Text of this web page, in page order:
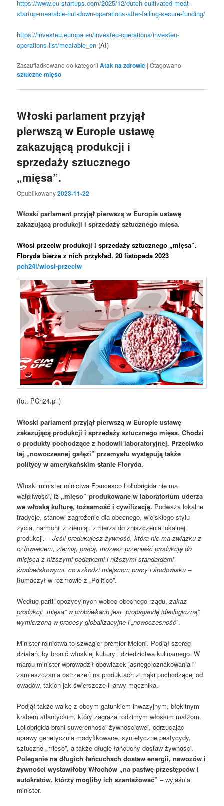
https://www.eu-startups.com/2025/12/dutch-cultivated-meat-
startup-meatable-hut-down-operations-after-failing-secure-funding/
https://investeu.europa.eu/investeu-operations/investeu-
operations-list/meatable_en (AI)
Zaszufladkowano do kategorii Atak na zdrowie |Otagowano
sztuczne mięso
Włoski parlament przyjął
pierwszą w Europie ustawę
zakazującą produkcji i
sprzedaży sztucznego
„mięsa”.
Opublikowany2023-11-22
Włoski parlament przyjął pierwszą w Europie ustawę
zakazującą produkcji i sprzedaży sztucznego mięsa.
Włosi przeciw produkcji i sprzedaży sztucznego „mięsa”.
Floryda bierze z nich przykład. 20 listopada 2023
pch24l/wlosi-przeciw
(fot. PCh24.pl )
Włoski parlament przyjął pierwszą w Europie ustawę
zakazującą produkcji i sprzedaży sztucznego mięsa. Chodzi
o produkty pochodzące z hodowli laboratoryjnej. Przeciwko
tej „nowoczesnej gałęzi” przemysłu występują także
politycy w amerykańskim stanie Floryda.
Włoski minister rolnictwa Francesco Lollobrigida nie ma
wątpliwości, iż „mięso” produkowane w laboratorium uderza
we włoską kulturę, tożsamość i cywilizację. Podważa lokalne
tradycje, stanowi zagrożenie dla obecnego, wiejskiego stylu
życia, harmonii z ziemią i zmierza do zniszczenia lokalnej
produkcji. –Jeśli produkujesz żywność, która nie ma związku z
człowiekiem, ziemią, pracą, możesz przenieść produkcję do
miejsca z niższymi podatkami i niższymi standardami
środowiskowymi, co szkodzi miejscom pracy i środowisku –
tłumaczył w rozmowie z „Politico”.
Według partii opozycyjnych wobec obecnego rządu,zakaz
produkcji „mięsa” w probówkach jest „propagandę ideologiczną”
wymierzoną w procesy globalizacyjne i „nowoczesność”.
Minister rolnictwa to szwagier premier Meloni. Podjął szereg
działań, by bronić włoskiej kultury i dziedzictwa kulinarnego. W
marcu minister wprowadził obowiązek jasnego oznakowania i
zamieszczania ostrzeżeń na produktach z mąki pochodzącej od
owadów, takich jak świerszcze i larwy mącznika.
Podjął także walkę z obcym gatunkiem inwazyjnym, błękitnym
krabem atlantyckim, który zagraża rodzimym włoskim małżom.
Lollobrigida broni suwerenności żywnościowej, odrzucając
uprawy genetycznie modyfikowane, syntetyczne pestycydy,
sztuczne „mięso”, a także długie łańcuchy dostaw żywności.
Poleganie na długich łańcuchach dostaw energii, nawozów i
żywności wystawiłoby Włochów „na pastwę przestępców i
autokratów, którzy mogliby ich szantażować”– wyjaśnia
minister.